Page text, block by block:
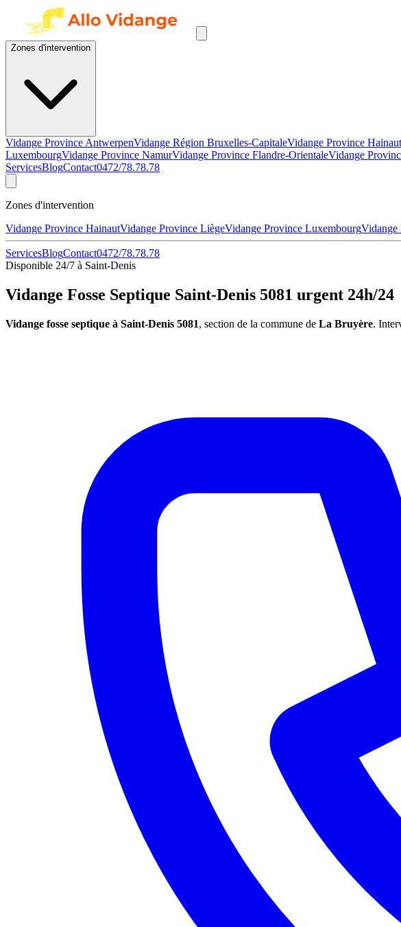
Zones d'intervention
Vidange Province AntwerpenVidange Région Bruxelles-CapitaleVidange Province Hainaut
LuxembourgVidange Province NamurVidange Province Flandre-OrientaleVidange
ServicesBlogContact0472/78.78.78
Zones d'intervention
Vidange Province HainautVidange Province LiègeVidange Province LuxembourgVidange
ServicesBlogContact0472/78.78.78
Disponible 24/7 à Saint-Denis
Vidange Fosse Septique Saint-Denis 5081 urgent 24h/24
Vidange fosse septique à Saint-Denis 5081, section de la commune de La Bruyère.